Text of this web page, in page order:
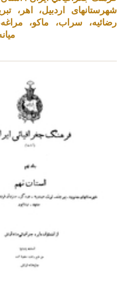
شهرستانهای اردبیل، اهر،
رضائیه، سراب، ماکو،